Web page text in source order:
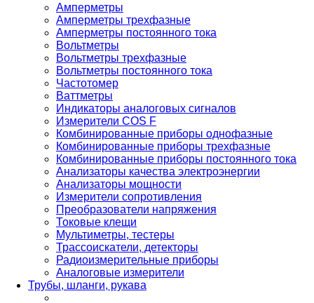
Амперметры
Амперметры трехфазные
Амперметры постоянного тока
Вольтметры
Вольтметры трехфазные
Вольтметры постоянного тока
Частотомер
Ваттметры
Индикаторы аналоговых сигналов
Измерители COS F
Комбинированные приборы однофазные
Комбинированные приборы трехфазные
Комбинированные приборы постоянного тока
Анализаторы качества электроэнергии
Анализаторы мощности
Измерители сопротивления
Преобразователи напряжения
Токовые клещи
Мультиметры, тестеры
Трассоискатели, детекторы
Радиоизмерительные приборы
Аналоговые измерители
Трубы, шланги, рукава